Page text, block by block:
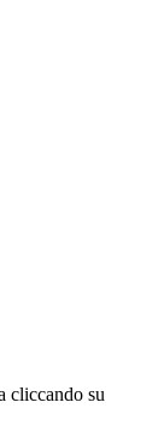
cliccando su